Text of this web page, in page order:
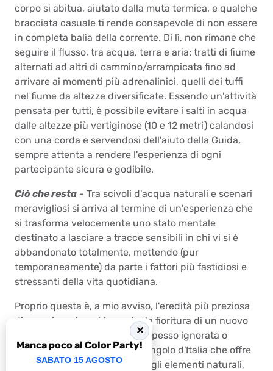
✕
Manca poco al Color Party!
SABATO 15 AGOSTO
corpo si abitua, aiutato dalla muta termica, e qualche
bracciata casuale ti rende consapevole di non essere
in completa balìa della corrente. Di lì, non rimane che
seguire il flusso, tra acqua, terra e aria: tratti di fiume
alternati ad altri di cammino/arrampicata fino ad
arrivare ai momenti più adrenalinici, quelli dei tuffi
nel fiume da altezze diversificate. Essendo un'attività
pensata per tutti, è possibile evitare i salti in acqua
dalle altezze più vertiginose (10 e 12 metri) calandosi
con una corda e servendosi dell'aiuto della Guida,
sempre attenta a rendere l'esperienza di ogni
partecipante sicura e godibile.
Ciò che resta - Tra scivoli d'acqua naturali e scenari
meravigliosi si arriva al termine di un'esperienza che
si trasforma velocemente uno stato mentale
destinato a lasciare a tracce sensibili in chi vi si è
abbandonato totalmente, mettendo (pur
temporaneamente) da parte i fattori più fastidiosi e
stressanti della vita quotidiana.
Proprio questa è, a mio avviso, l'eredità più preziosa
di una giornata nel torrente: la fioritura di un nuovo
patto con una natura troppo spesso ignorata o
dimenticata in un silenzioso angolo d'Italia che offre
possibilità riconciliazione con gli elementi naturali,